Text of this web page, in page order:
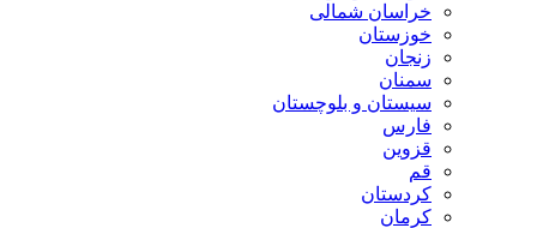
خراسان شمالی
خوزستان
زنجان
سمنان
سیستان و بلوچستان
فارس
قزوین
قم
کردستان
کرمان